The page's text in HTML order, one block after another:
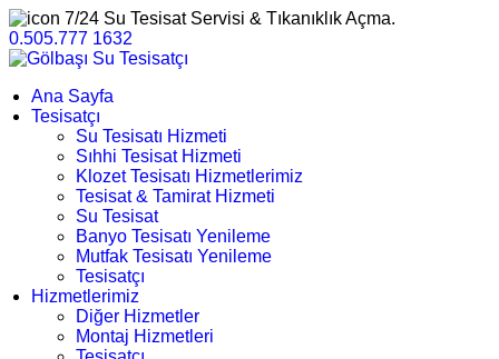
7/24 Su Tesisat Servisi & Tıkanıklık Açma.
0.505.777 1632
Ana Sayfa
Tesisatçı
Su Tesisatı Hizmeti
Sıhhi Tesisat Hizmeti
Klozet Tesisatı Hizmetlerimiz
Tesisat & Tamirat Hizmeti
Su Tesisat
Banyo Tesisatı Yenileme
Mutfak Tesisatı Yenileme
Tesisatçı
Hizmetlerimiz
Diğer Hizmetler
Montaj Hizmetleri